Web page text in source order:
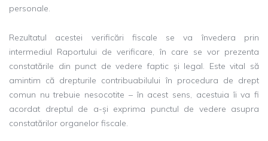
personale.
Rezultatul acestei verificări fiscale se va învedera prin
intermediul Raportului de verificare, în care se vor prezenta
constatările din punct de vedere faptic și legal. Este vital să
amintim că drepturile contribuabilului în procedura de drept
comun nu trebuie nesocotite – în acest sens, acestuia îi va fi
acordat dreptul de a-și exprima punctul de vedere asupra
constatărilor organelor fiscale.